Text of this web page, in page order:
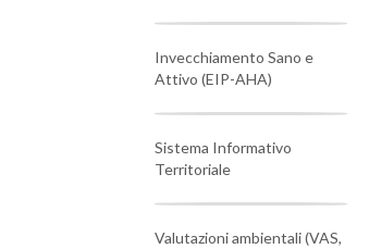
Invecchiamento Sano e
Attivo (EIP-AHA)
Sistema Informativo
Territoriale
Valutazioni ambientali (VAS,